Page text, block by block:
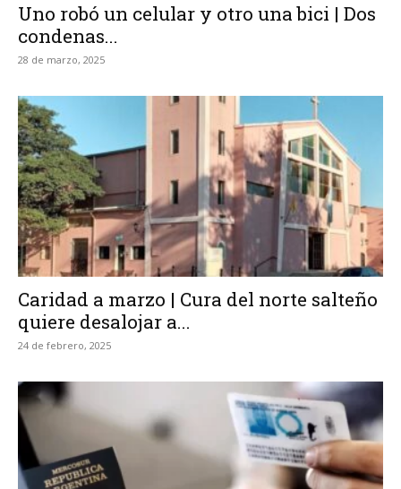
Uno robó un celular y otro una bici | Dos
condenas...
28 de marzo, 2025
Caridad a marzo | Cura del norte salteño
quiere desalojar a...
24 de febrero, 2025